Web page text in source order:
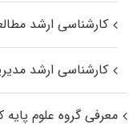
کارشناسی ارشد
کارشناسی ارشد
معرفی گروه علوم پایه